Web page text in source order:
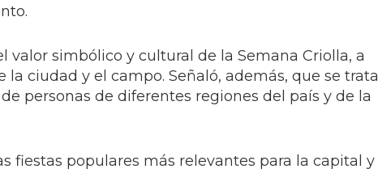
simbólico y cultural de la Semana Criolla, a
ciudad y el campo. Señaló, además, que se trata
personas de diferentes regiones del país y de la
fiestas populares más relevantes para la capital y